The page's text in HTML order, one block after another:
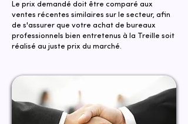
Le prix demandé doit être comparé aux
ventes récentes similaires sur le secteur, afin
de s'assurer que votre achat de bureaux
professionnels bien entretenus à la Treille soit
réalisé au juste prix du marché.